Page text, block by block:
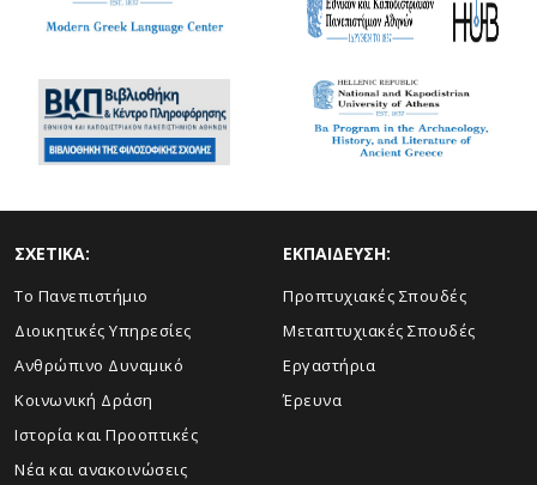
ΣΧΕΤΙΚΑ:
Το Πανεπιστήμιο
Διοικητικές Υπηρεσίες
Ανθρώπινο Δυναμικό
Κοινωνική Δράση
Ιστορία και Προοπτικές
Νέα και ανακοινώσεις
ΕΚΠΑΙΔΕΥΣΗ:
Προπτυχιακές Σπουδές
Μεταπτυχιακές Σπουδές
Εργαστήρια
Έρευνα